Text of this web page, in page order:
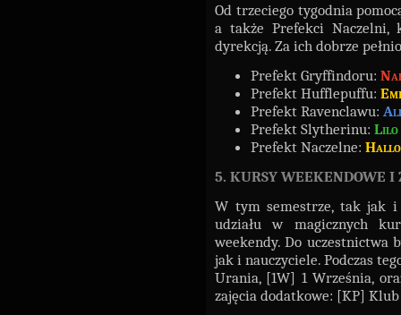
Od trzeciego tygodnia
a także Prefekci Naczelni,
dyrekcją. Za ich dobrze
Prefekt Gryffindoru:
Prefekt Hufflepuffu:
Prefekt Ravenclawu:
Prefekt Slytherinu: Lilo
Prefekt Naczelne:
5. KURSY WEEKENDOWE I
W tym semestrze, tak jak i
udziału w magicznych
weekendy. Do uczestnictwa
jak i nauczyciele. Podczas
Urania, [1W] 1 Września,
zajęcia dodatkowe: [KP]